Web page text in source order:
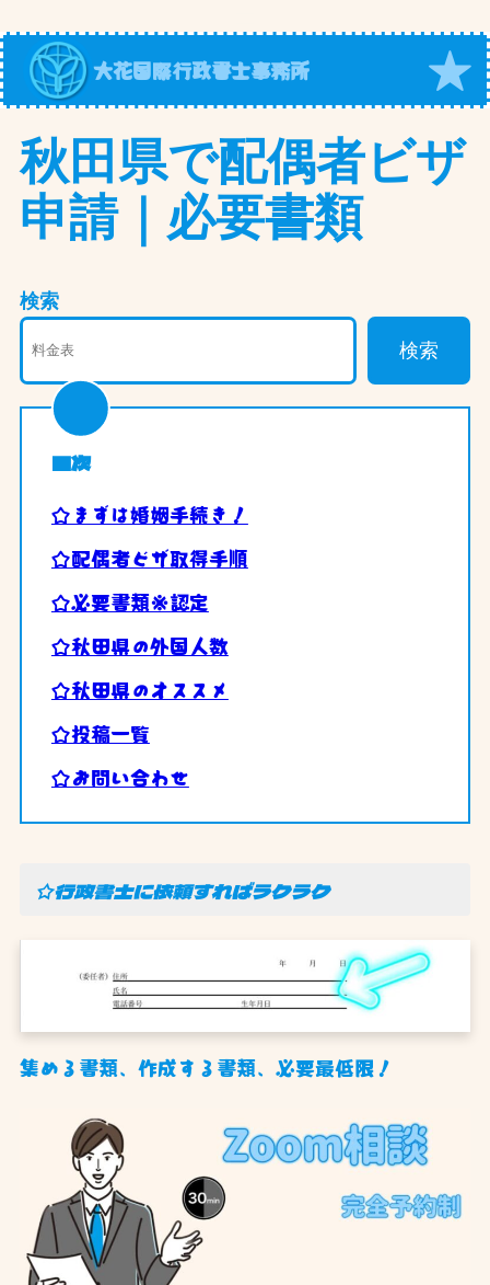
容
を
ス
大花国際行政書士事務所
秋田県で配偶者ビザ
申請｜必要書類
検索
検索
目次
☆まずは婚姻手続き！
☆配偶者ビザ取得手順
☆必要書類※認定
☆秋田県の外国人数
☆秋田県のオススメ
☆投稿一覧
☆お問い合わせ
☆行政書士に依頼すればラクラク
集める書類、作成する書類、必要最低限！